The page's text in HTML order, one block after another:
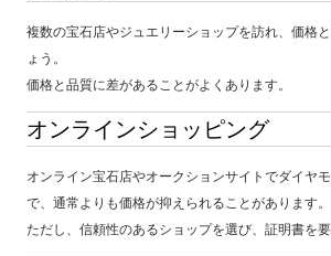
複数の宝石店やジュエリーショップを訪れ、価格
ょう。
価格と品質に差があることがよくあります。
オンラインショッピング
オンライン宝石店やオークションサイトでダイヤ
で、通常よりも価格が抑えられることがあります。
ただし、信頼性のあるショップを選び、証明書を要